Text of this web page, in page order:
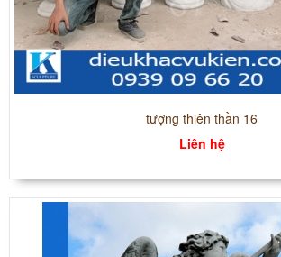
tượng thiên thần 16
Liên hệ